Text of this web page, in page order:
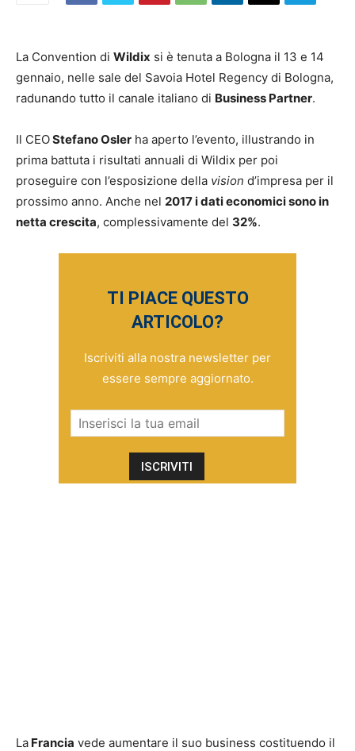
La Convention di Wildix si è tenuta a Bologna il 13 e 14
gennaio, nelle sale del Savoia Hotel Regency di Bologna,
radunando tutto il canale italiano di Business Partner.
Il CEOStefano Osler ha aperto l’evento, illustrando in
prima battuta i risultati annuali di Wildix per poi
proseguire con l’esposizione della vision d’impresa per il
prossimo anno. Anche nel 2017 i dati economici sono in
netta crescita, complessivamente del 32%.
TI PIACE QUESTO
ARTICOLO?
Iscriviti alla nostra newsletter per
essere sempre aggiornato.
La Francia vede aumentare il suo business costituendo il